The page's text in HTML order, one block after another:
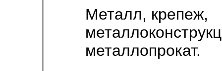
Металл, крепеж,
металлопрокат.